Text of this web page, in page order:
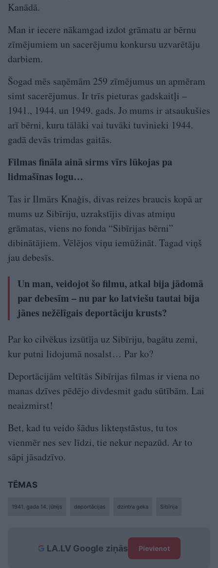
Kanādā.
Man ir iecere nākamgad izdot grāmatu ar bērnu
zīmējumiem un sacerējumu konkursu uzvarētāju
darbiem.
Šogad mēs saņēmām 259 zīmējumus un apmēram
simt sacerējumus. Ir trīs pieturas gadskaitļi –
1941., 1944. un 1949. gads. Jo mums ir atsaukušies
arī bērni, kuru tālāki vai tuvāki tuvinieki 1944.
gadā devās trimdas gaitās.
Filmas fināla ainā sirms vīrs lūkojas pa
lidmašīnas logu…
Tas ir Ilmārs Knaģis, divas reizes braucis kopā ar
mums uz Sibīriju, uzrakstījis divas atmiņu
grāmatas, viens no fonda “Sibīrijas bērni”
dibinātājiem. Vēlējos viņu iemūžināt. Tagad viņš
jau debesīs.
Un man, veidojot šo filmu, atkal bija jādomā
par debesīm – nu par ko latviešu tautai bija
jānes nežēlīgais deportāciju krusts?
Par ko cilvēkus izsūtīja uz Sibīriju, bagātu zemi,
kur putni lidojumā nosalst… Par ko?
Deportācijām veltītās Sibīrijas filmas ir viena no
manas dzīves pēdējo divdesmit gadu sūtībām. Lai
neaizmirst!
Bet, kad tu veido šādus likteņstāstus, tu tos
vienmēr nes sev līdzi, tie nekur nepazūd. Ar to
sāpi jāsadzīvo.
TĒMAS
1941. gada 14. jūnijs deportācijas dzintra geka Sibīrija
LA.LV Google ziņās Pievienot